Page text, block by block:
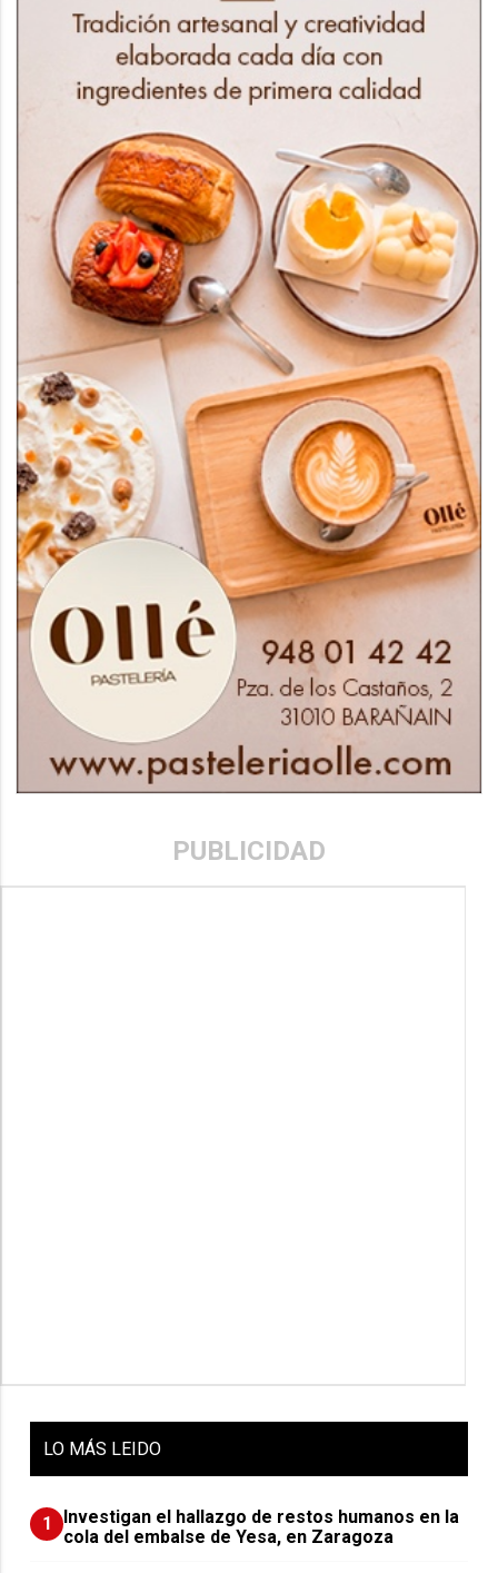
PUBLICIDAD
LO MÁS LEIDO
1
Investigan el hallazgo de restos humanos en la
cola del embalse de Yesa, en Zaragoza